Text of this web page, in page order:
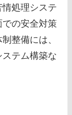
処理システ
での安全対策
整備には、
テム構築な